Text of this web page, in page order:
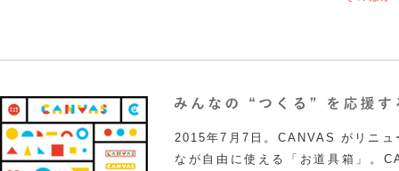
2015年7月7日。CANVAS がリニュ
なが自由に使える「お道具箱」。